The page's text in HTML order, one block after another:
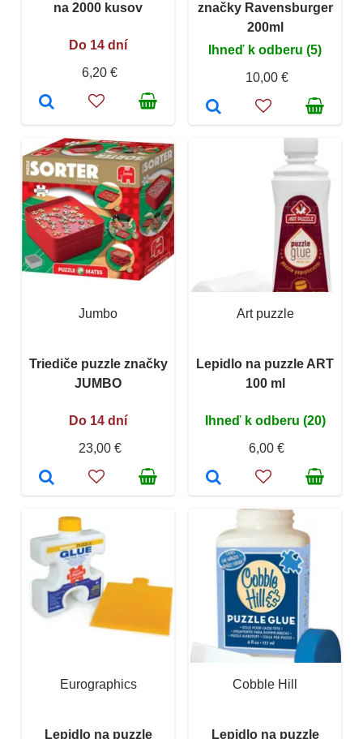
na 2000 kusov
Do 14 dní
6,20 €
značky Ravensburger
200ml
Ihneď k odberu (5)
10,00 €
Jumbo
Triediče puzzle značky
JUMBO
Do 14 dní
23,00 €
Art puzzle
Lepidlo na puzzle ART
100 ml
Ihneď k odberu (20)
6,00 €
Eurographics
Lepidlo na puzzle
Cobble Hill
Lepidlo na puzzle